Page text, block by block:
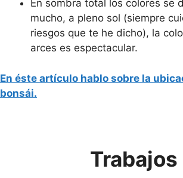
En sombra total los colores se
mucho, a pleno sol (siempre
riesgos que te he dicho), la
arces es espectacular.
En éste artículo hablo sobre la
bonsái.
Trabajos